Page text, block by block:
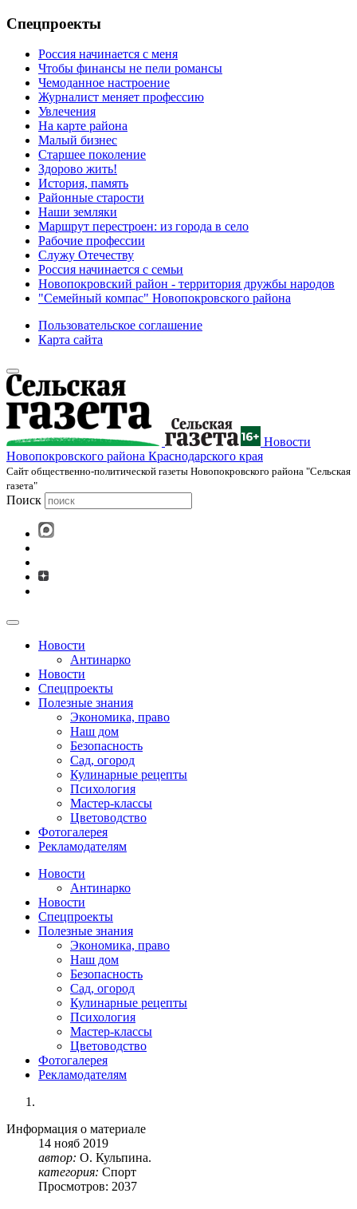
Спецпроекты
Россия начинается с меня
Чтобы финансы не пели романсы
Чемоданное настроение
Журналист меняет профессию
Увлечения
На карте района
Малый бизнес
Старшее поколение
Здорово жить!
История, память
Районные старости
Наши земляки
Маршрут перестроен: из города в село
Рабочие профессии
Служу Отечеству
Россия начинается с семьи
Новопокровский район - территория дружбы народов
"Семейный компас" Новопокровского района
Пользовательское соглашение
Карта сайта
Новости
Новопокровского района Краснодарского края
Cайт общественно-политической газеты Новопокровского района "Сельская
газета"
Поиск
Новости
Антинарко
Новости
Спецпроекты
Полезные знания
Экономика, право
Наш дом
Безопасность
Сад, огород
Кулинарные рецепты
Психология
Мастер-классы
Цветоводство
Фотогалерея
Рекламодателям
Новости
Антинарко
Новости
Спецпроекты
Полезные знания
Экономика, право
Наш дом
Безопасность
Сад, огород
Кулинарные рецепты
Психология
Мастер-классы
Цветоводство
Фотогалерея
Рекламодателям
Информация о материале
14 нояб 2019
автор: О. Кульпина.
категория: Спорт
Просмотров: 2037